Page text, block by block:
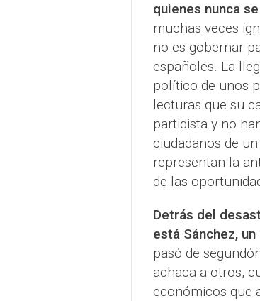
quienes nunca
muchas veces
no es gobernar
españoles. La
político de unos
lecturas que su
partidista y no
ciudadanos de
representan la
de las
Detrás del
está Sánchez,
pasó de
achaca a otros,
económicos que